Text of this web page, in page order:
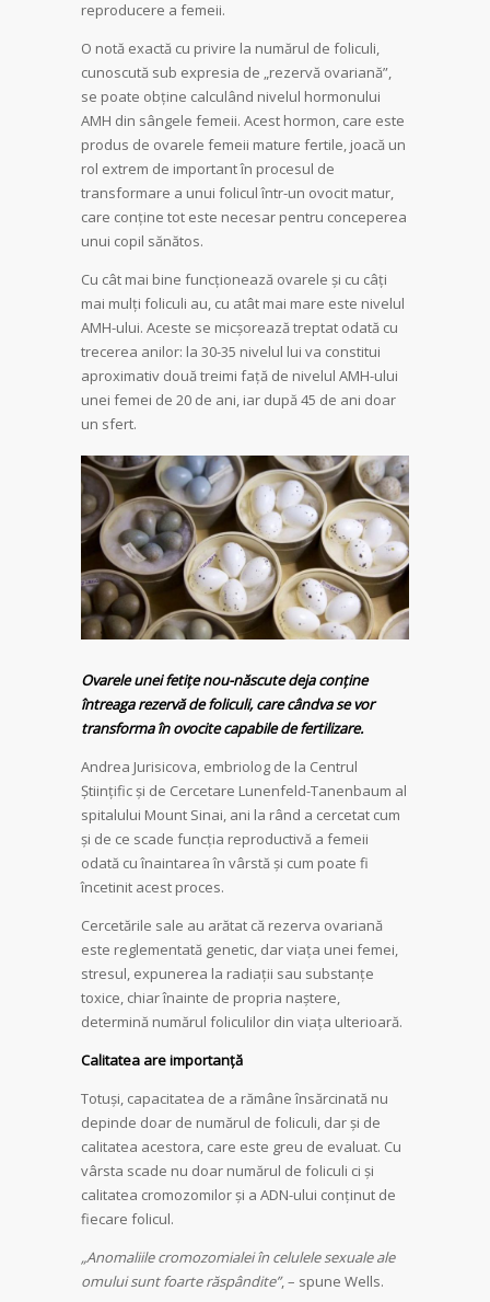
reproducere a femeii.
O notă exactă cu privire la numărul de foliculi,
cunoscută sub expresia de „rezervă ovariană”,
se poate obține calculând nivelul hormonului
AMH din sângele femeii. Acest hormon, care este
produs de ovarele femeii mature fertile, joacă un
rol extrem de important în procesul de
transformare a unui folicul într-un ovocit matur,
care conține tot este necesar pentru conceperea
unui copil sănătos.
Cu cât mai bine funcționează ovarele și cu câți
mai mulți foliculi au, cu atât mai mare este nivelul
AMH-ului. Aceste se micșorează treptat odată cu
trecerea anilor: la 30-35 nivelul lui va constitui
aproximativ două treimi față de nivelul AMH-ului
unei femei de 20 de ani, iar după 45 de ani doar
un sfert.
Ovarele unei fetițe nou-născute deja conține
întreaga rezervă de foliculi, care cândva se vor
transforma în ovocite capabile de fertilizare.
Andrea Jurisicova, embriolog de la Centrul
Științific și de Cercetare Lunenfeld-Tanenbaum al
spitalului Mount Sinai, ani la rând a cercetat cum
și de ce scade funcția reproductivă a femeii
odată cu înaintarea în vârstă și cum poate fi
încetinit acest proces.
Cercetările sale au arătat că rezerva ovariană
este reglementată genetic, dar viața unei femei,
stresul, expunerea la radiații sau substanțe
toxice, chiar înainte de propria naștere,
determină numărul foliculilor din viața ulterioară.
Calitatea are importanță
Totuși, capacitatea de a rămâne însărcinată nu
depinde doar de numărul de foliculi, dar și de
calitatea acestora, care este greu de evaluat. Cu
vârsta scade nu doar numărul de foliculi ci și
calitatea cromozomilor și a ADN-ului conținut de
fiecare folicul.
„Anomaliile cromozomialei în celulele sexuale ale
omului sunt foarte răspândite”, – spune Wells.